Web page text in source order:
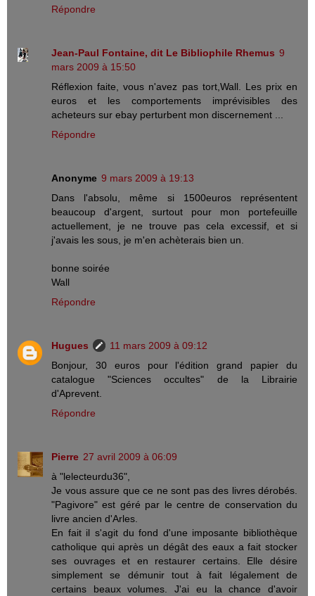
Répondre
Jean-Paul Fontaine, dit Le Bibliophile Rhemus 9
mars 2009 à 15:50
Réflexion faite, vous n'avez pas tort,Wall. Les prix en
euros et les comportements imprévisibles des
acheteurs sur ebay perturbent mon discernement ...
Répondre
Anonyme 9 mars 2009 à 19:13
Dans l'absolu, même si 1500euros représentent
beaucoup d'argent, surtout pour mon portefeuille
actuellement, je ne trouve pas cela excessif, et si
j'avais les sous, je m'en achèterais bien un.
bonne soirée
Wall
Répondre
Hugues
11 mars 2009 à 09:12
Bonjour, 30 euros pour l'édition grand papier du
catalogue "Sciences occultes" de la Librairie
d'Aprevent.
Répondre
Pierre 27 avril 2009 à 06:09
à "lelecteurdu36",
Je vous assure que ce ne sont pas des livres dérobés.
"Pagivore" est géré par le centre de conservation du
livre ancien d'Arles.
En fait il s'agit du fond d'une imposante bibliothèque
catholique qui après un dégât des eaux a fait stocker
ses ouvrages et en restaurer certains. Elle désire
simplement se démunir tout à fait légalement de
certains beaux volumes. J'ai eu la chance d'avoir